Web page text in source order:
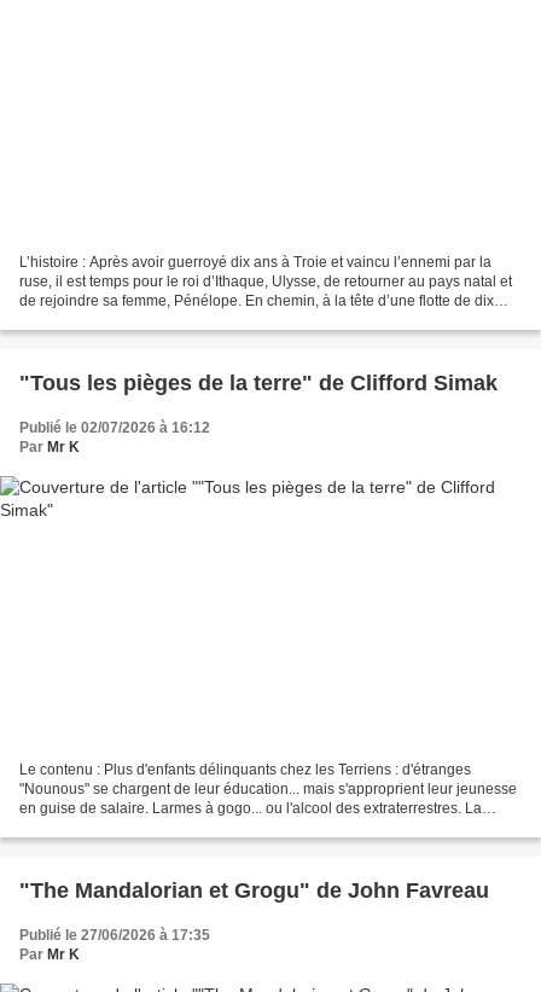
L’histoire : Après avoir guerroyé dix ans à Troie et vaincu l’ennemi par la
ruse, il est temps pour le roi d’Ithaque, Ulysse, de retourner au pays natal et
de rejoindre sa femme, Pénélope. En chemin, à la tête d’une flotte de dix
"Tous les pièges de la terre" de Clifford Simak
Publié le 02/07/2026 à 16:12
Par Mr K
Le contenu : Plus d'enfants délinquants chez les Terriens : d'étranges
"Nounous" se chargent de leur éducation... mais s'approprient leur jeunesse
en guise de salaire. Larmes à gogo... ou l'alcool des extraterrestres. La
"The Mandalorian et Grogu" de John Favreau
Publié le 27/06/2026 à 17:35
Par Mr K